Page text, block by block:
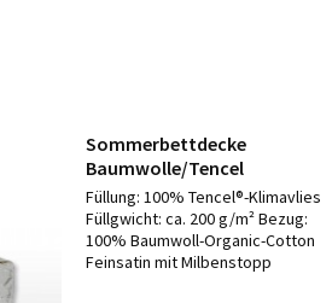
Sommerbettdecke
Baumwolle/Tencel
Füllung: 100% Tencel®-Klimavlies
Füllgwicht: ca. 200 g/m² Bezug:
100% Baumwoll-Organic-Cotton
Feinsatin mit Milbenstopp